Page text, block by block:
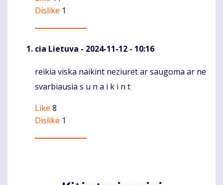
Dislike 1
cia Lietuva - 2024-11-12 - 10:16
Komentaras
reikia viska naikint neziuret ar saugoma ar ne
svarbiausia s u n a i k i n t
Like 8
Dislike 1